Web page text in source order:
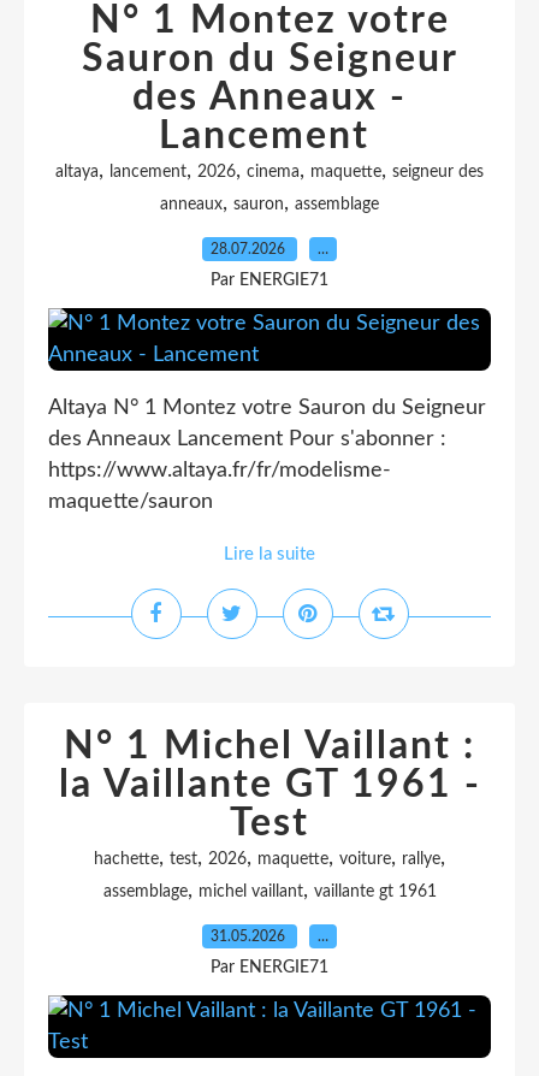
N° 1 Montez votre
Sauron du Seigneur
des Anneaux -
Lancement
altaya, lancement, 2026, cinema, maquette, seigneur des
anneaux, sauron, assemblage
28.07.2026 …
Par ENERGIE71
Altaya N° 1 Montez votre Sauron du Seigneur
des Anneaux Lancement Pour s'abonner :
https://www.altaya.fr/fr/modelisme-
maquette/sauron
Lire la suite
N° 1 Michel Vaillant :
la Vaillante GT 1961 -
Test
hachette, test, 2026, maquette, voiture, rallye,
assemblage, michel vaillant, vaillante gt 1961
31.05.2026 …
Par ENERGIE71